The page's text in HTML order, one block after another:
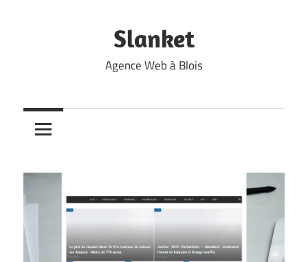
Slanket
Agence Web à Blois